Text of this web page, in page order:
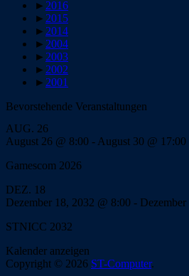
► 2016
► 2015
► 2014
► 2004
► 2003
► 2002
► 2001
Bevorstehende Veranstaltungen
AUG. 26
August 26 @ 8:00 - August 30 @ 17:00
Gamescom 2026
DEZ. 18
Dezember 18, 2032 @ 8:00 -
STNICC 2032
Kalender anzeigen
Copyright © 2026 ST-Computer.